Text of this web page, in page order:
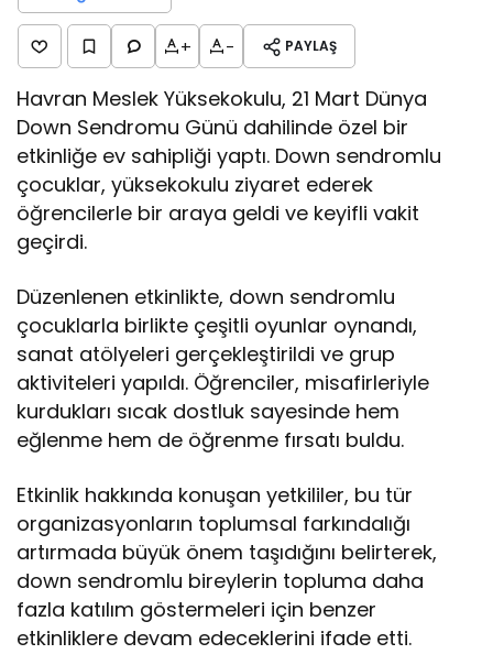
+ - PAYLAŞ
Havran Meslek Yüksekokulu, 21 Mart Dünya
Down Sendromu Günü dahilinde özel bir
etkinliğe ev sahipliği yaptı. Down sendromlu
çocuklar, yüksekokulu ziyaret ederek
öğrencilerle bir araya geldi ve keyifli vakit
geçirdi.
Düzenlenen etkinlikte, down sendromlu
çocuklarla birlikte çeşitli oyunlar oynandı,
sanat atölyeleri gerçekleştirildi ve grup
aktiviteleri yapıldı. Öğrenciler, misafirleriyle
kurdukları sıcak dostluk sayesinde hem
eğlenme hem de öğrenme fırsatı buldu.
Etkinlik hakkında konuşan yetkililer, bu tür
organizasyonların toplumsal farkındalığı
artırmada büyük önem taşıdığını belirterek,
down sendromlu bireylerin topluma daha
fazla katılım göstermeleri için benzer
etkinliklere devam edeceklerini ifade etti.